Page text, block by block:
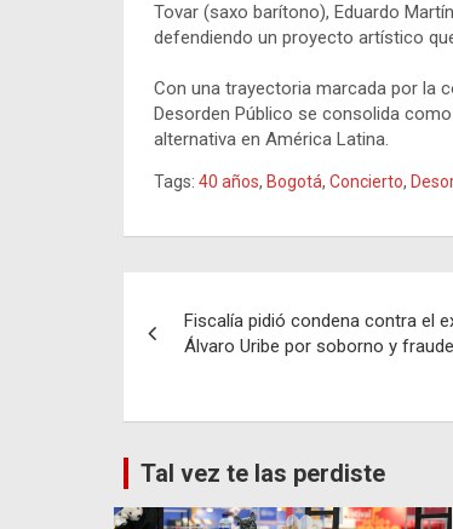
Tovar (saxo barítono), Eduardo
defendiendo un proyecto artístico
Con una trayectoria marcada por la
Desorden Público se consolida
alternativa en América Latina.
Tags: 40 años, Bogotá, Concierto,
de
Fiscalía pidió condena contra el
Álvaro Uribe por soborno y
Tal vez te las perdiste